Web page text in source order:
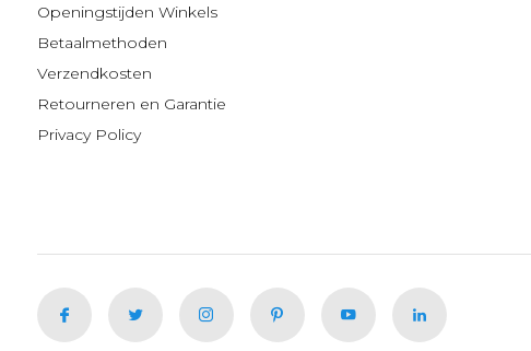
Openingstijden Winkels
Betaalmethoden
Verzendkosten
Retourneren en Garantie
Privacy Policy